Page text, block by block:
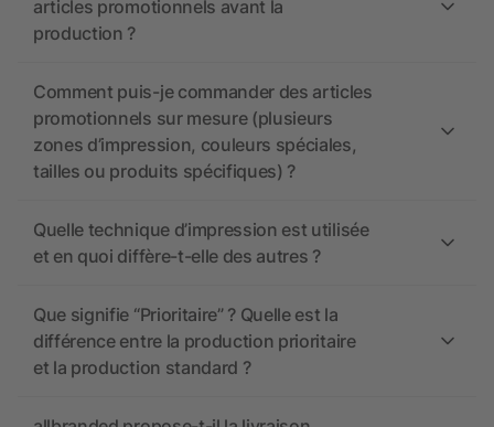
articles promotionnels avant la
production ?
Comment puis-je commander des articles
promotionnels sur mesure (plusieurs
zones d’impression, couleurs spéciales,
tailles ou produits spécifiques) ?
Quelle technique d’impression est utilisée
et en quoi diffère-t-elle des autres ?
Que signifie “Prioritaire” ? Quelle est la
différence entre la production prioritaire
et la production standard ?